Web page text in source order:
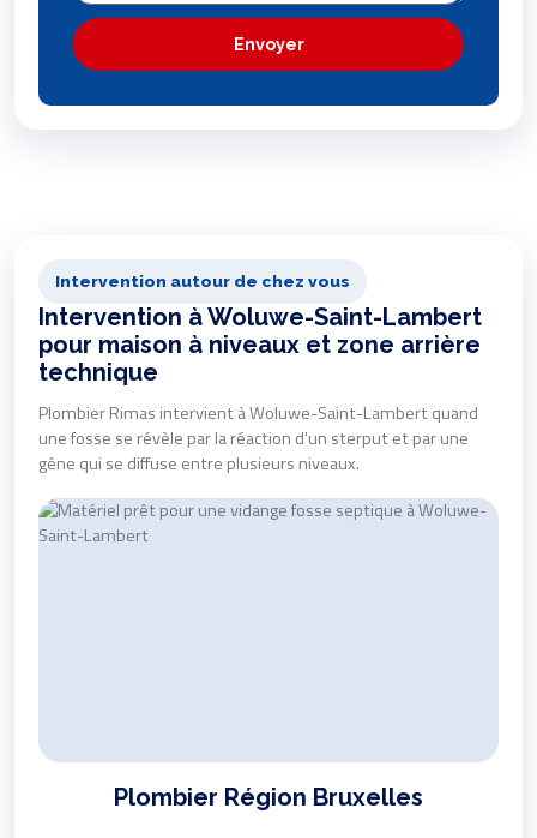
Envoyer
Intervention autour de chez vous
Intervention à Woluwe-Saint-Lambert
pour maison à niveaux et zone arrière
technique
Plombier Rimas intervient à Woluwe-Saint-Lambert quand
une fosse se révèle par la réaction d'un sterput et par une
gêne qui se diffuse entre plusieurs niveaux.
Plombier Région Bruxelles